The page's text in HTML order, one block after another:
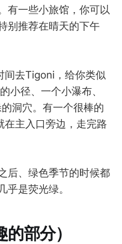
有一些小旅馆，你可以
别推荐在晴天的下午
间去Tigoni，给你类似
小径、一个小瀑布、
洞穴。有一个很棒的
主入口旁边，走完路
后、绿色季节的时候都
乎是荧光绿。
部分）